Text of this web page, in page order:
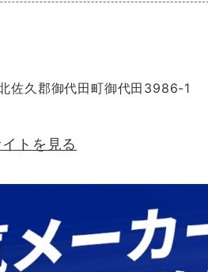
久郡御代田町御代田3986-1
トを見る